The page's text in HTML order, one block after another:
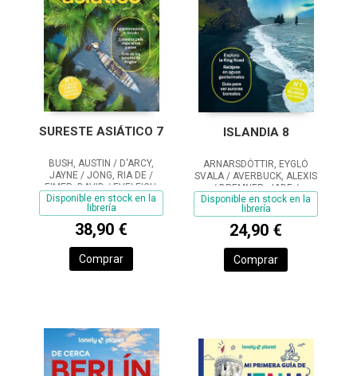
SURESTE ASIÁTICO 7
BUSH, AUSTIN / D'ARCY,
JAYNE / JONG, RIA DE /
EIMER, DAVID / EVELEIGH,
MARK / FERRARESE,
MARCO / GROSBERG,
MICHAEL / HARDING, PAUL /
RAY, NICK / REID,
Disponible en stock en la
librería
38,90 €
Comprar
ISLANDIA 8
ARNARSDÓTTIR, EYGLÓ
SVALA / AVERBUCK, ALEXIS
/ BREMNER, JADE /
FITZPATRICK, MARY / HAM,
ANTHONY
Disponible en stock en la
librería
24,90 €
Comprar